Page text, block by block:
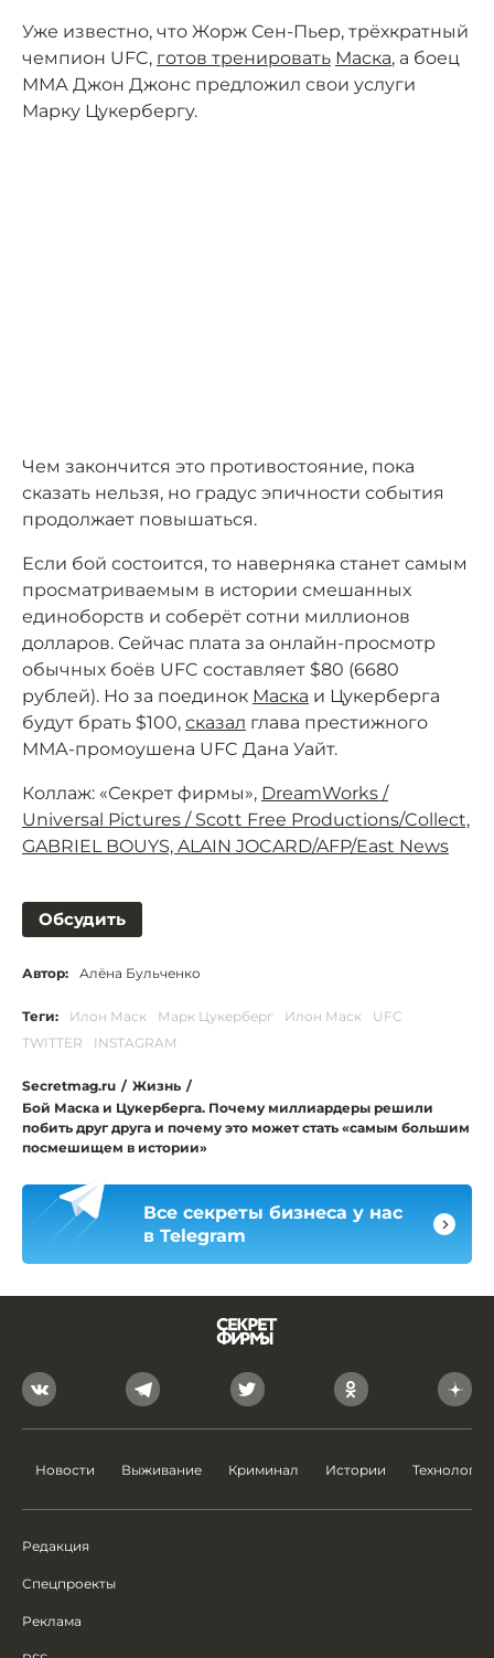
Уже известно, что Жорж Сен-Пьер, трёхкратный
чемпион UFC, готов тренировать Маска, а боец
ММА Джон Джонс предложил свои услуги
Марку Цукербергу.
Чем закончится это противостояние, пока
сказать нельзя, но градус эпичности события
продолжает повышаться.
Если бой состоится, то наверняка станет самым
просматриваемым в истории смешанных
единоборств и соберёт сотни миллионов
долларов. Сейчас плата за онлайн-просмотр
обычных боёв UFC составляет $80 (6680
рублей). Но за поединок Маска и Цукерберга
будут брать $100, сказал глава престижного
ММА-промоушена UFC Дана Уайт.
Коллаж: «Секрет фирмы», DreamWorks /
Universal Pictures / Scott Free Productions/Collect,
GABRIEL BOUYS, ALAIN JOCARD/AFP/East News
Обсудить
Автор: Алёна Бульченко
Теги: Илон Маск Марк Цукерберг Илон Маск
UFC
TWITTER
INSTAGRAM
Secretmag.ru / Жизнь /
Бой Маска и Цукерберга. Почему миллиардеры решили
побить друг друга и почему это может стать «самым большим
посмешищем в истории»
Все секреты бизнеса у нас
в Telegram
Новости Выживание Криминал Истории Технологии
Редакция
Спецпроекты
Реклама